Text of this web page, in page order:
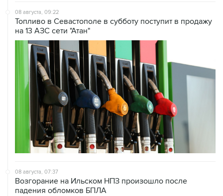
08 августа, 09:22
Топливо в Севастополе в субботу поступит в продажу
на 13 АЗС сети "Атан"
08 августа, 07:37
Возгорание на Ильском НПЗ произошло после
падения обломков БПЛА